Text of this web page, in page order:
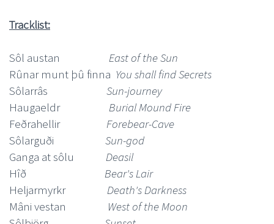
Tracklist:
Sôl austan East of the Sun
Rûnar munt þû finna You shall find Secrets
Sôlarrâs Sun-journey
Haugaeldr Burial Mound Fire
Feðrahellir Forebear-Cave
Sôlarguði Sun-god
Ganga at sôlu Deasil
Hîð Bear's Lair
Heljarmyrkr Death's Darkness
Mâni vestan
West of the Moon